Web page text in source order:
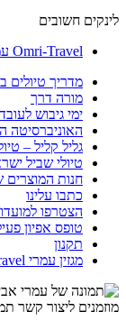
לינקים חשובים
Omri-Travel עמרי אבידר - מורה דרך
מדריך טיולים
מורה דרך
ימי גיבוש
האוניברסיטה
גליל קליל –
טיולי שביל
חנות המוצרים
כתבו עלינו
הצטרפו
טופס אפיון
תקנון
מגזין עמרי Travel
מוזמנים ליצור קשר